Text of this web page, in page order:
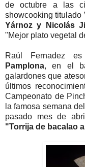
de octubre a las
showcooking titulado
Yárnoz y Nicolás
"Mejor plato vegetal
Raúl Fernadez
Pamplona, en el
galardones que
últimos
Campeonato de
la famosa semana
pasado mes de
"Torrija de bacalao